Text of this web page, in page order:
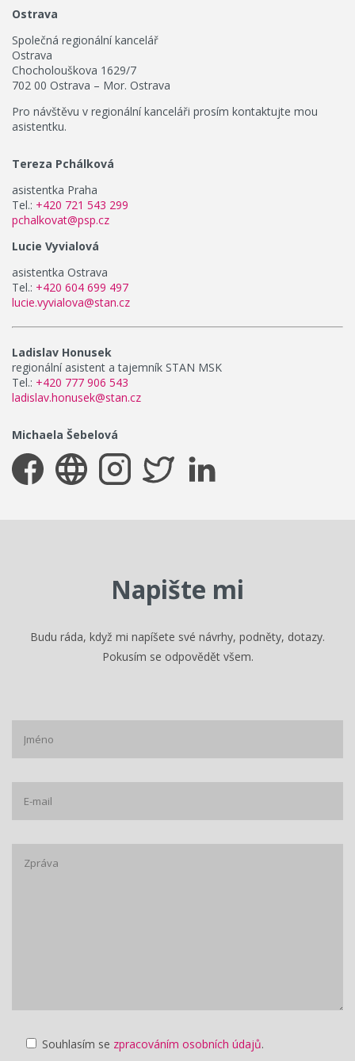
Ostrava
Společná regionální kancelář
Ostrava
Chocholouškova 1629/7
702 00 Ostrava – Mor. Ostrava
Pro návštěvu v regionální kanceláři prosím kontaktujte mou
asistentku.
Tereza Pchálková
asistentka Praha
Tel.: +420 721 543 299
pchalkovat@psp.cz
Lucie Vyvialová
asistentka Ostrava
Tel.: +420 604 699 497
lucie.vyvialova@stan.cz
Ladislav Honusek
regionální asistent a tajemník STAN MSK
Tel.: +420 777 906 543
ladislav.honusek@stan.cz
Michaela Šebelová
Napište mi
Budu ráda, když mi napíšete své návrhy, podněty, dotazy.
Pokusím se odpovědět všem.
Souhlasím se zpracováním osobních údajů.